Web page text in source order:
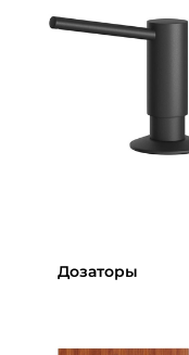
Дозаторы